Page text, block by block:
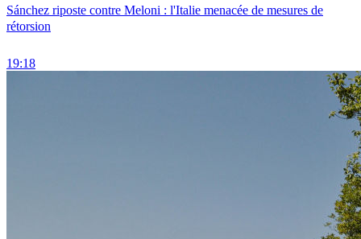
Sánchez riposte contre Meloni : l'Italie menacée de mesures de
rétorsion
19:18